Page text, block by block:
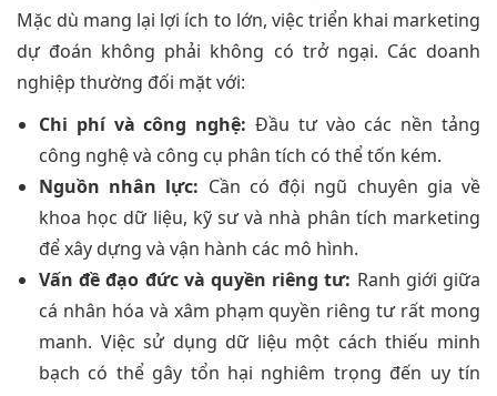
Mặc dù mang lại lợi ích to lớn, việc triển khai marketing
dự đoán không phải không có trở ngại. Các doanh
nghiệp thường đối mặt với:
Chi phí và công nghệ: Đầu tư vào các nền tảng
công nghệ và công cụ phân tích có thể tốn kém.
Nguồn nhân lực: Cần có đội ngũ chuyên gia về
khoa học dữ liệu, kỹ sư và nhà phân tích marketing
để xây dựng và vận hành các mô hình.
Vấn đề đạo đức và quyền riêng tư: Ranh giới giữa
cá nhân hóa và xâm phạm quyền riêng tư rất mong
manh. Việc sử dụng dữ liệu một cách thiếu minh
bạch có thể gây tổn hại nghiêm trọng đến uy tín